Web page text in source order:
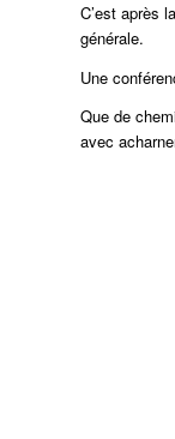
C’est après
générale.
Une
Que de
avec